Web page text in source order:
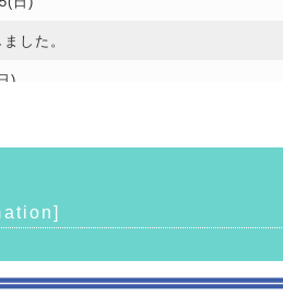
した。
)
)
日)